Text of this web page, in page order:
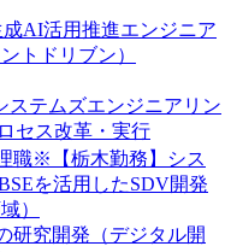
AI活用推進エンジニア
トドリブン）
ステムズエンジニアリン
セス改革・実行
職※【栃木勤務】シス
を活用したSDV開発
）
研究開発（デジタル開